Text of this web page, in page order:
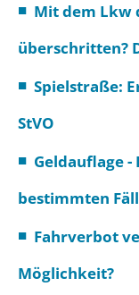
Mit dem Lkw
überschritten?
Spielstraße:
StVO
Geldauflage
bestimmten
Fahrverbot
Möglichkeit?